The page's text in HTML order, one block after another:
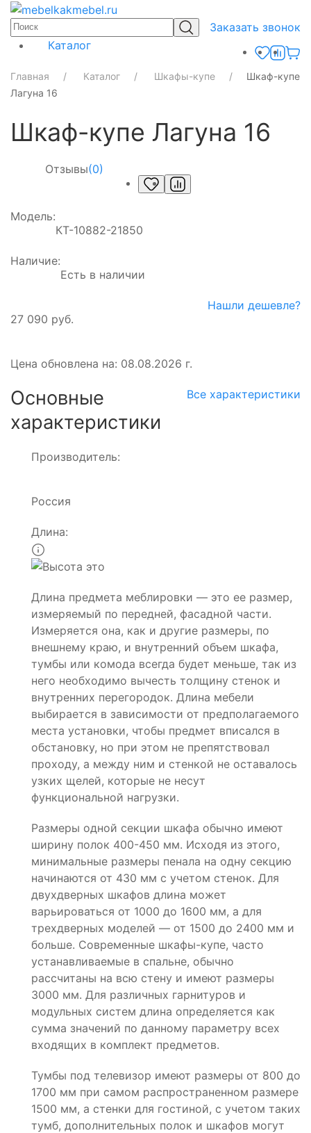
Заказать звонок
Каталог
Главная Каталог Шкафы-купе
Шкаф-купе
Лагуна 16
Шкаф-купе Лагуна 16
Отзывы(0)
Модель:
КТ-10882-21850
Наличие:
Есть в наличии
27 090 руб.
Нашли дешевле?
Цена обновлена на: 08.08.2026 г.
Основные
характеристики
Все характеристики
Производитель:
Россия
Длина:
Длина предмета меблировки — это ее размер,
измеряемый по передней, фасадной части.
Измеряется она, как и другие размеры, по
внешнему краю, и внутренний объем шкафа,
тумбы или комода всегда будет меньше, так из
него необходимо вычесть толщину стенок и
внутренних перегородок. Длина мебели
выбирается в зависимости от предполагаемого
места установки, чтобы предмет вписался в
обстановку, но при этом не препятствовал
проходу, а между ним и стенкой не оставалось
узких щелей, которые не несут
функциональной нагрузки.
Размеры одной секции шкафа обычно имеют
ширину полок 400-450 мм. Исходя из этого,
минимальные размеры пенала на одну секцию
начинаются от 430 мм с учетом стенок. Для
двухдверных шкафов длина может
варьироваться от 1000 до 1600 мм, а для
трехдверных моделей — от 1500 до 2400 мм и
больше. Современные шкафы-купе, часто
устанавливаемые в спальне, обычно
рассчитаны на всю стену и имеют размеры
3000 мм. Для различных гарнитуров и
модульных систем длина определяется как
сумма значений по данному параметру всех
входящих в комплект предметов.
Тумбы под телевизор имеют размеры от 800 до
1700 мм при самом распространенном размере
1500 мм, а стенки для гостиной, с учетом таких
тумб, дополнительных полок и шкафов могут